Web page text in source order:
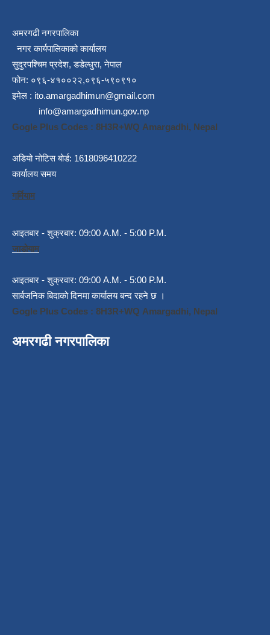
अमरगढी नगरपालिका
नगर कार्यपालिकाको कार्यालय
सुदुरपश्चिम प्रदेश, डडेल्धुरा, नेपाल
फोन: ०९६-४१००२२,०९६-५९०९१०
इमेल : ito.amargadhimun@gmail.com
info@amargadhimun.gov.np
Gogle Plus Codes : 8H3R+WQ Amargadhi, Nepal
अडियो नोटिस बोर्ड: 1618096410222
कार्यालय समय
गर्मियाम
आइतबार - शुक्रबार: 09:00 A.M. - 5:00 P.M.
जाडोयाम
आइतबार - शुक्रवार: 09:00 A.M. - 5:00 P.M.
सार्बजनिक बिदाको दिनमा कार्यालय बन्द रहने छ ।
Gogle Plus Codes : 8H3R+WQ Amargadhi, Nepal
अमरगढी नगरपालिका